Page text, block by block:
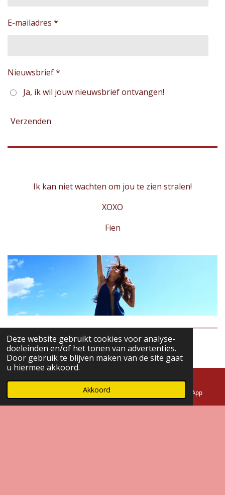
Deze website gebruikt cookies voor analyse-
doeleinden en/of het tonen van advertenties.
Door gebruik te blijven maken van de site gaat
u hiermee akkoord.
Akkoord
E-mailadres *
Nieuwsbrief *
Ja, ik wil jouw nieuwsbrief ontvangen!
Verzenden
Ik kan niet wachten om jou te zien stralen!
XOXO
Fien
F
c
e
b
I
s
t
a
Fien De KeukelaereTelefoonnummer WhatsApp